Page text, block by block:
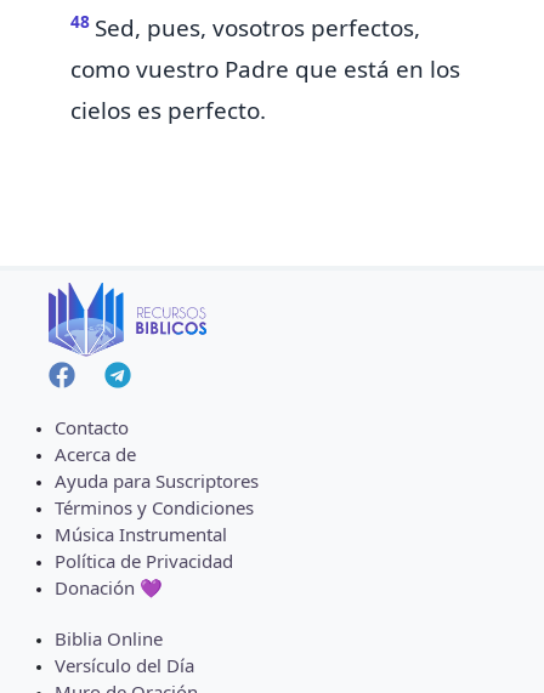
48 Sed, pues, vosotros perfectos,
como vuestro Padre que está en los
cielos es perfecto.
Contacto
Acerca de
Ayuda para Suscriptores
Términos y Condiciones
Música Instrumental
Política de Privacidad
Donación 💜
Biblia Online
Versículo del Día